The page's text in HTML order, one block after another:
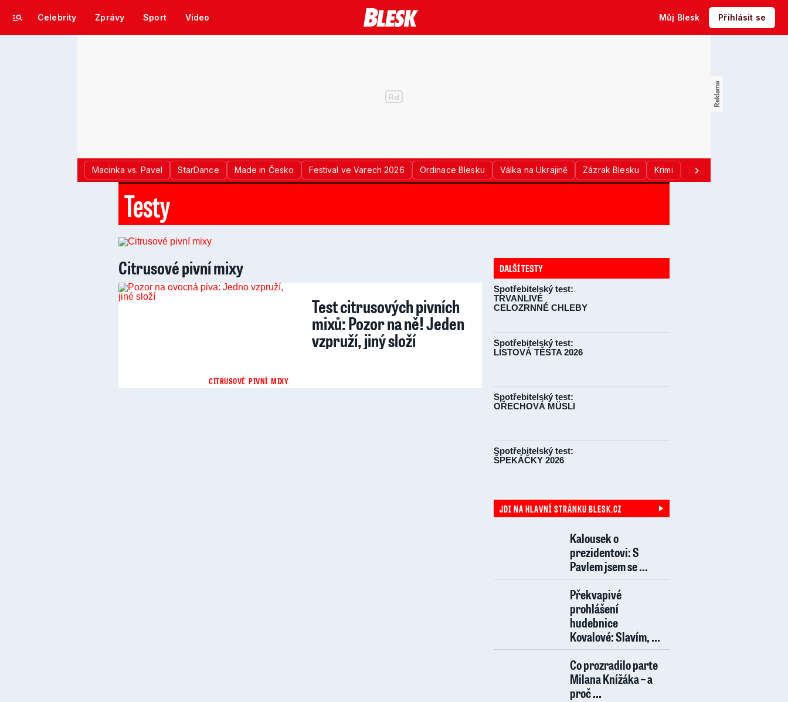
Celebrity Zprávy Sport Video Můj Blesk Přihlásit se
Macinka vs. Pavel StarDance Made in Česko Festival ve Varech 2026 Ordinace Blesku Válka na Ukrajině Zázrak Blesku Krimi Donald Trump
Testy
Citrusové pivní mixy
CITRUSOVÉ PIVNÍ MIXY
Test citrusových pivních
mixů: Pozor na ně! Jeden
vzpruží, jiný složí
DALŠÍ TESTY
Spotřebitelský test:
TRVANLIVÉ
CELOZRNNÉ CHLEBY
Spotřebitelský test:
LISTOVÁ TĚSTA 2026
Spotřebitelský test:
OŘECHOVÁ MÜSLI
Spotřebitelský test:
ŠPEKÁČKY 2026
JDI NA HLAVNÍ STRÁNKU BLESK.CZ
Kalousek o
prezidentovi: S
Pavlem jsem se ...
Překvapivé
prohlášení
hudebnice
Kovalové: Slavím, ...
Co prozradilo parte
Milana Knížáka – a
proč ...